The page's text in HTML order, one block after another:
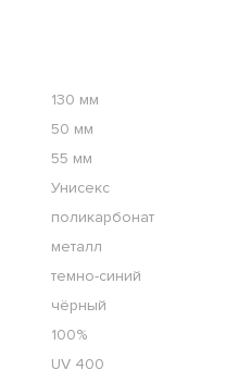
130 мм
50 мм
55 мм
Унисекс
поликарбонат
металл
темно-синий
чёрный
100%
UV 400